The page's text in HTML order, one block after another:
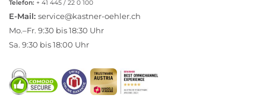
Telefon: + 41 445 / 22 0 100
E-Mail: service@kastner-oehler.ch
Mo.–Fr. 9:30 bis 18:30 Uhr
Sa. 9:30 bis 18:00 Uhr